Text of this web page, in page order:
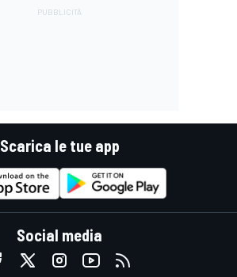
Scarica le tue app
Social media